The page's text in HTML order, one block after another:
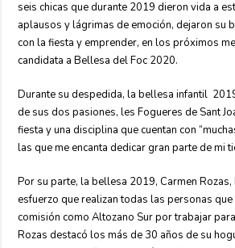
seis chicas que durante 2019 dieron vida a
aplausos y lágrimas de emoción, dejaron su
con la fiesta y emprender, en los próximos
candidata a Bellesa del Foc 2020.
Durante su despedida, la bellesa infantil
de sus dos pasiones, les Fogueres de Sant
fiesta y una disciplina que cuentan con
las que me encanta dedicar gran parte de mi
Por su parte, la bellesa 2019, Carmen Rozas,
esfuerzo que realizan todas las personas que
comisión como Altozano Sur por trabajar
Rozas destacó los más de 30 años de su